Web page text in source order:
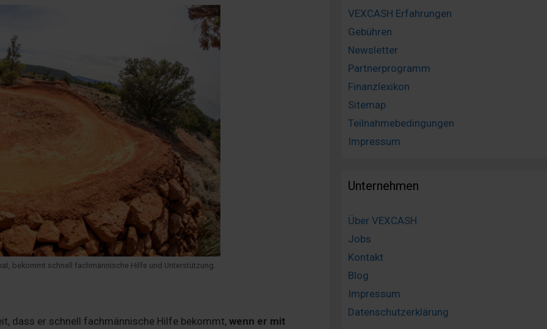
bekommt schnell fachmännische Hilfe und Unterstützung.
dass er schnell fachmännische Hilfe bekommt, wenn er mit
VEXCASH Erfahrungen
Gebühren
Newsletter
Partnerprogramm
Finanzlexikon
Sitemap
Teilnahmebedingungen
Impressum
Unternehmen
Über VEXCASH
Jobs
Kontakt
Blog
Impressum
Datenschutzerklärung